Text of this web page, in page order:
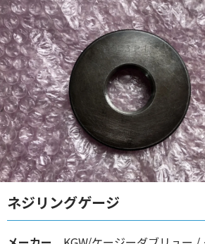
ネジリングゲージ